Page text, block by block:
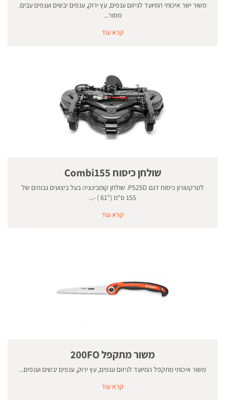
משור ישר איכותי המיועד לגיזום ענפים, עץ ירוק, ענפים יבשים וענפים עבים.
מסור...
קרא עוד
שולחן כיסוח Combi155
לטרקטורון כיסוח דגם P525D. שולחן קומבינציה בעל ביצועים גבוהים של
155 ס"מ ("61 ) -...
קרא עוד
משור מתקפל 200FO
משור איכותי מתקפל המיועד לגיזום ענפים, עץ ירוק, ענפים יבשים וענפים...
קרא עוד